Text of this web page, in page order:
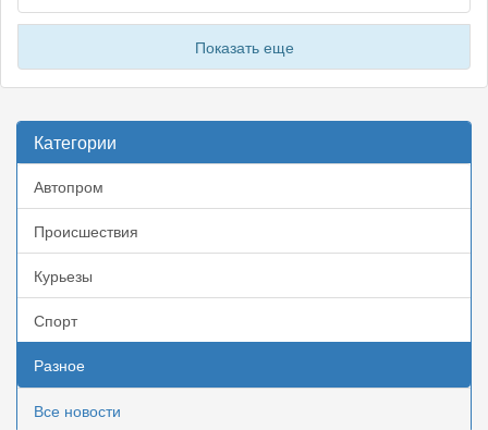
Показать еще
Категории
Автопром
Происшествия
Курьезы
Спорт
Разное
Все новости